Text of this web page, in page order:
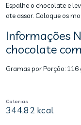
Espalhe o chocolate e
ate assar. Coloque os
Informações
chocolate
Gramas por Porção: 116
Calorias
344,82 kcal